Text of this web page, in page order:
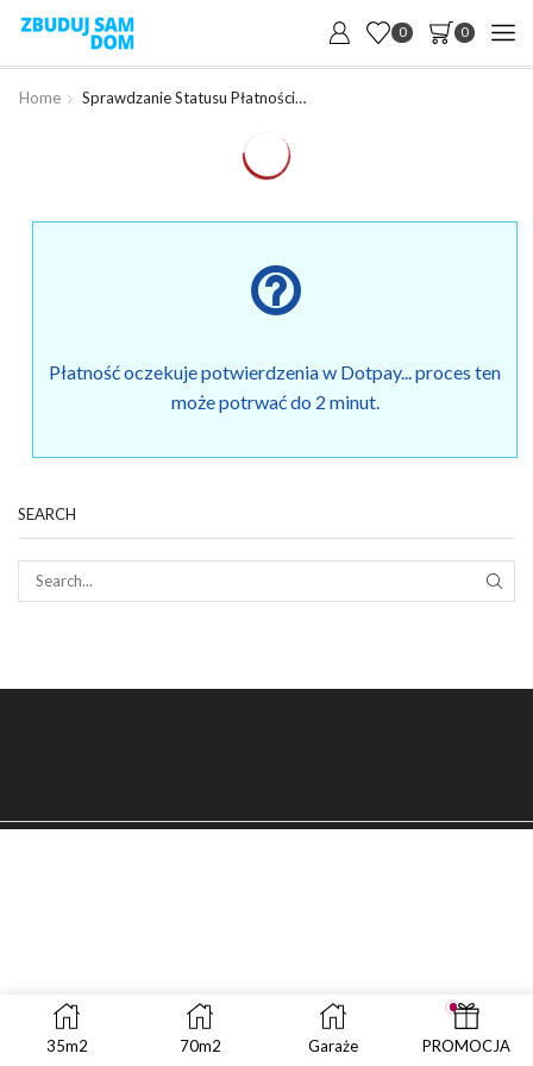
0 0
Home Sprawdzanie Statusu Płatności…
help_outline
Płatność oczekuje potwierdzenia w Dotpay... proces ten
może potrwać do 2 minut.
SEARCH
35m2 70m2 Garaże PROMOCJA